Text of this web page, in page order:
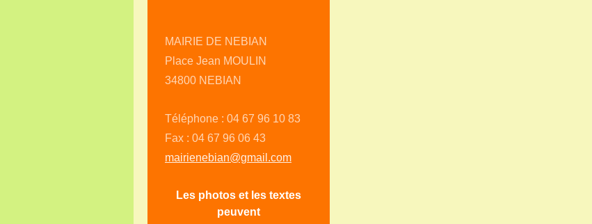
MAIRIE DE NEBIAN
Place Jean MOULIN
34800 NEBIAN
Téléphone : 04 67 96 10 83
Fax : 04 67 96 06 43
mairienebian@gmail.com
Les photos et les textes
peuvent